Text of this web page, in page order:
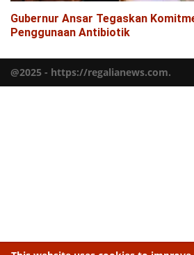
Gubernur Ansar Tegaskan
Penggunaan Antibiotik
@2025 - https://regalianews.com.